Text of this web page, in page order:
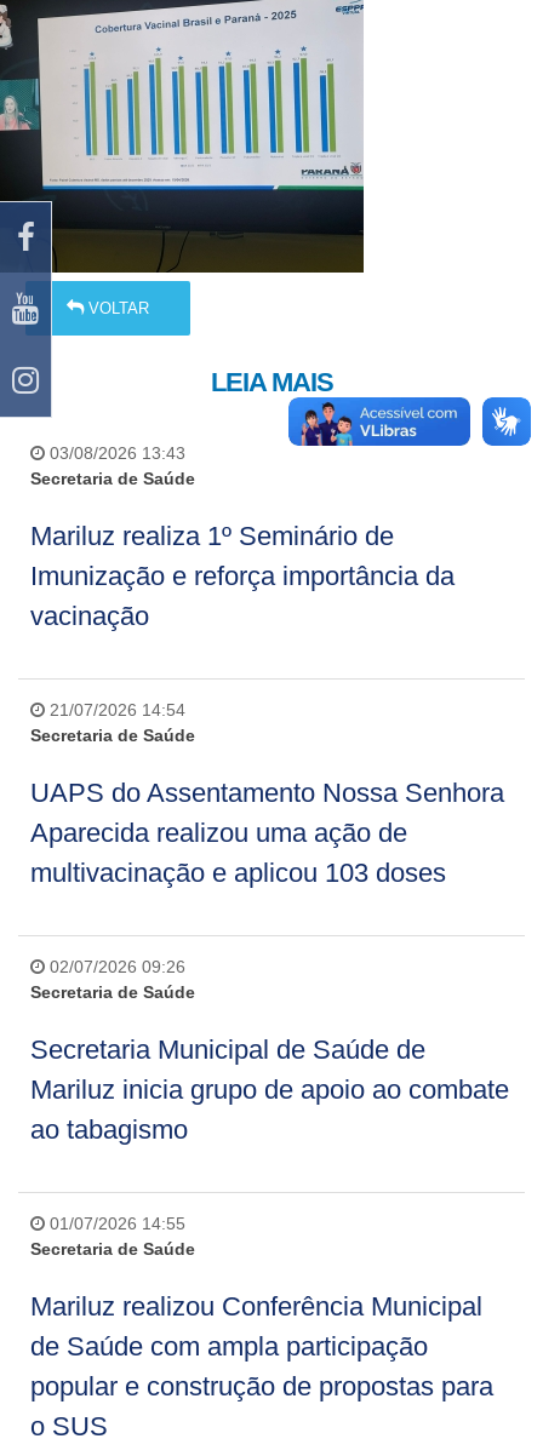
VOLTAR
LEIA MAIS
03/08/2026 13:43
Secretaria de Saúde
Mariluz realiza 1º Seminário de
Imunização e reforça importância da
vacinação
21/07/2026 14:54
Secretaria de Saúde
UAPS do Assentamento Nossa Senhora
Aparecida realizou uma ação de
multivacinação e aplicou 103 doses
02/07/2026 09:26
Secretaria de Saúde
Secretaria Municipal de Saúde de
Mariluz inicia grupo de apoio ao combate
ao tabagismo
01/07/2026 14:55
Secretaria de Saúde
Mariluz realizou Conferência Municipal
de Saúde com ampla participação
popular e construção de propostas para
o SUS